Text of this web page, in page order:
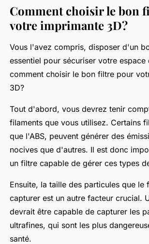
Comment choisir le bon
votre imprimante 3D?
Vous l'avez compris, disposer d'un
essentiel pour sécuriser votre espace
comment choisir le bon filtre pour
3D?
Tout d'abord, vous devrez tenir
filaments que vous utilisez. Certains
que l'ABS, peuvent générer des
nocives que d'autres. Il est donc
un filtre capable de gérer ces types
Ensuite, la taille des particules que le
capturer est un autre facteur crucial.
devrait être capable de capturer les
ultrafines, qui sont les plus
santé.